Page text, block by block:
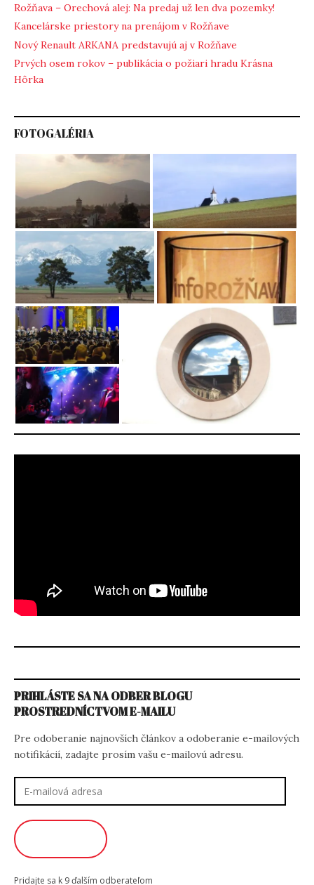
Rožňava – Orechová alej: Na predaj už len dva pozemky!
Kancelárske priestory na prenájom v Rožňave
Nový Renault ARKANA predstavujú aj v Rožňave
Prvých osem rokov – publikácia o požiari hradu Krásna
Hôrka
FOTOGALÉRIA
PRIHLÁSTE SA NA ODBER BLOGU
PROSTREDNÍCTVOM E-MAILU
Pre odoberanie najnovších článkov a odoberanie e-mailových
notifikácií, zadajte prosím vašu e-mailovú adresu.
adresa
Pridajte sa k 9 ďalším odberateľom